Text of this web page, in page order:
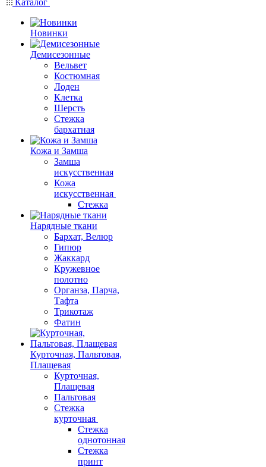
Каталог
Новинки
Демисезонные
Вельвет
Костюмная
Лоден
Клетка
Шерсть
Стежка
бархатная
Кожа и Замша
Замша
искусственная
Кожа
искусственная
Стежка
Нарядные ткани
Бархат, Велюр
Гипюр
Жаккард
Кружевное
полотно
Органза, Парча,
Тафта
Трикотаж
Фатин
Курточная, Пальтовая,
Плащевая
Курточная,
Плащевая
Пальтовая
Стежка
курточная
Стежка
однотонная
Стежка
принт